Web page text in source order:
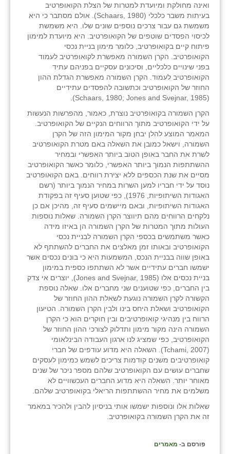
ואינה מחולקת ומיועדת למטרות של הצלת הקואופרטיב
בעיתות משבר כלכלי (Schaars, 1980). אולם מסתבר כי היא
משמשת גם עבור צרכים נוספים שונים שלו. היא משמשת
לכיסוי הפסדים שוטפים של הקואופרטיב. היא מיועדת למימון
פיתוח קיים בקואופרטיב, כלומר מימון בניית נכסי
הקואופרטיב. הקרן השמורה מאפשרת לקואופרטיב לעמוד
בפני שינויים כלכליים, וסיכונים עסקיים בפניהם עתיד
הקואופרטיב לעמוד. הקרן השמורה מאפשרת הגדלת ההון
החוזר של הקואופרטיב וכתשובה להפסדים עתידיים
(Schaars, 1980; Jones and Svejnar, 1985).
הקרן השמורה בקואופרטיב נוצרת, כאמור, מהפרשות הנעשות
על ידי הקואופרטיב מתוך הרווחים הנקיים של הקואופרטיב.
המאמר המוצע להלן יבחן מקור המימון הזה של הקרן
השמורה, וישאל כמובן את השאלה באם מטרת הקואופרטיב
לשרת את החבר באופן הטוב ביותר האפשרי ובמחיר
ההשתתפות הנמוך ביותר האפשרי, כלומר כאשר הקואופרטיב
מסיים את שנת הכספים ללא יצירת רווחים. באם הקואופרטיב
נוסד על ידי חבריו למען השרות במחיר הנמוך ביותר (רשם
האגודות השיתופיות, 1976), כפי שטוען סעיף זה בפקודת
האגודות השיתופיות, ובאם מיישמים סעיף זה, מהיכן אם כן
נלקחים הרווחים מהם תיווצר הקרן השמורה. שאלות נוספות
העולות מתוך המטרות של הקרן השמורה הן באיזו מידה
כאשר משתמשים בכספי הקרן השמורה לבניית נכסי
הקואופרטיב ובאותו זמן מאלצים את החברים להשתתף לא
באופן שווה בבניית הנכס, המשמעות היא כי בונים נכסים אשר
ישמשו חברים עתידיים אשר לא השתתפו כספית במימון
בניית נכסים אלו (Jones and Svejnar, 1985), יוצרים אי צדק
בין החברים, כפי שטוענים שני מחברים אלו. שאלה נוספת
הקשורה לקרן השמורה נוגעת לשאלת ההון החוזר של
הקואופרטיב ושאלת היחס בינו ולבין הקרן השמורה. הטיעון
הרווח בין מנהיגי קואופרטיבים ובין חוקרים הוא כי הקרן
השמורה הינה מקור מימון ותדלוק לצורכי ההון החוזר של
הקואופרטיב, כפי שמציג לנו ארגון העבודה הבינלאומי
(Tchami, 2007). השאלה היא מדוע עודפים של חברי
קואופרטיבים משנים קודמות צריכים לשמש כמימון לעסקים
שחברים עושים עם הקואופרטיב שלהם מספר ניכר של שנים
מאוחר יותר. השאלה היא מדוע החברים העכשוויים לא
משלמים את מחיר ההשתתפות הריאלי בקואופרטיב שלהם.
שאלות אלו ונוספות ישמשו אותי בניסיון להבין ולהכיר במאמר
זה את הקרן השמורה בקואופרטיב.
פורסם ב- מאמרים